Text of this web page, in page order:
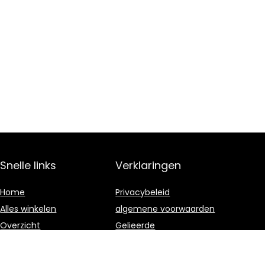
Snelle links
Home
Alles winkelen
Overzicht
Verklaringen
Privacybeleid
algemene voorwaarden
Gelieerde